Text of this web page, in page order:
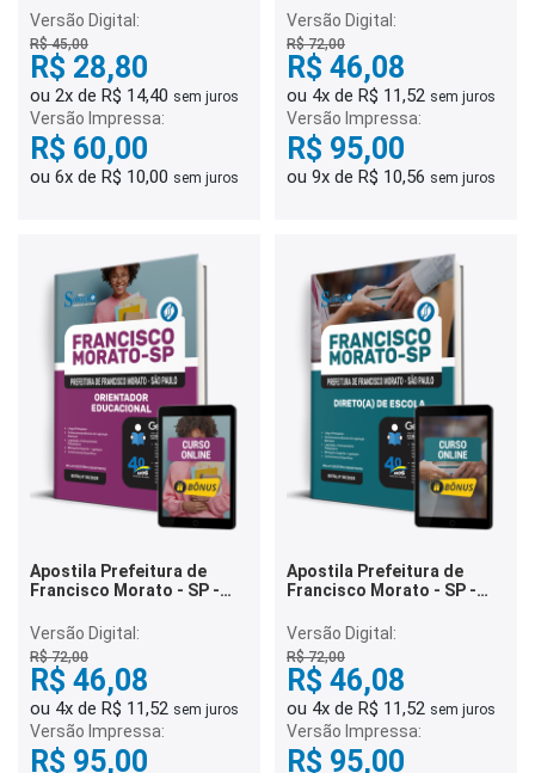
Organização Escolar
Versão Digital:
R$ 45,00
R$ 28,80
ou 2x de R$ 14,40 sem juros
Versão Impressa:
R$ 60,00
ou 6x de R$ 10,00 sem juros
Versão Digital:
R$ 72,00
R$ 46,08
ou 4x de R$ 11,52 sem juros
Versão Impressa:
R$ 95,00
ou 9x de R$ 10,56 sem juros
Apostila Prefeitura de
Francisco Morato - SP -
Versão Digital:
R$ 72,00
R$ 46,08
ou 4x de R$ 11,52 sem juros
Versão Impressa:
R$ 95,00
Apostila Prefeitura de
Francisco Morato - SP -
Versão Digital:
R$ 72,00
R$ 46,08
ou 4x de R$ 11,52 sem juros
Versão Impressa:
R$ 95,00